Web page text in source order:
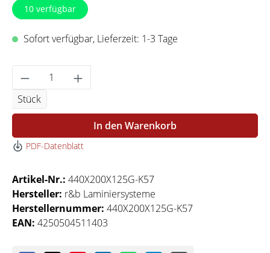
10 verfügbar
Sofort verfügbar, Lieferzeit: 1-3 Tage
Produkt Anzahl: Gib den gewünschten
Stück
In den Warenkorb
PDF-Datenblatt
Artikel-Nr.: 440X200X125G-K57
Hersteller: r&b Laminiersysteme
Herstellernummer: 440X200X125G-K57
EAN: 4250504511403